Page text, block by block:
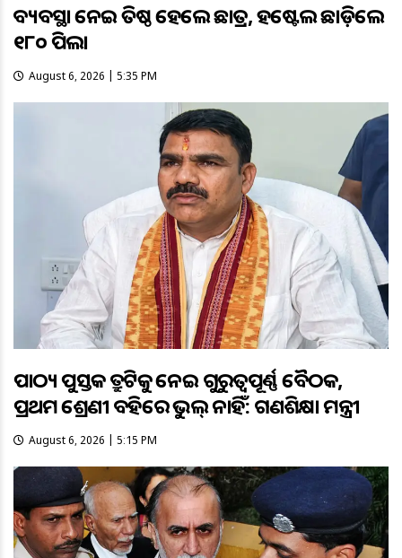
ଅବ୍ୟବସ୍ଥା ନେଇ ଅତିଷ୍ଠ ହେଲେ ଛାତ୍ର, ହଷ୍ଟେଲ ଛାଡ଼ିଲେ
୧୮୦ ପିଲା
August 6, 2026 | 5:35 PM
ପାଠ୍ୟ ପୁସ୍ତକ ତ୍ରୁଟିକୁ ନେଇ ଗୁରୁତ୍ବପୂର୍ଣ୍ଣ ବୈଠକ,
ପ୍ରଥମ ଶ୍ରେଣୀ ବହିରେ ଭୁଲ୍ ନାହିଁ: ଗଣଶିକ୍ଷା ମନ୍ତ୍ରୀ
August 6, 2026 | 5:15 PM